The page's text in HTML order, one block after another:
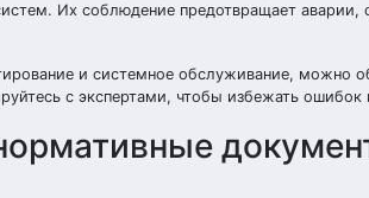
Их соблюдение предотвращает
и системное обслуживание,
с экспертами, чтобы избежать